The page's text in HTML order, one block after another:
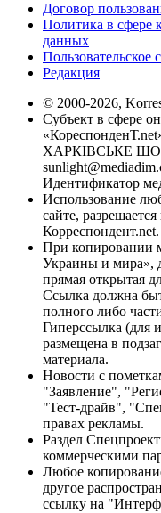
Договор
Политика в сфере
данных
Пользовательское
Редакция
© 2000-2026,
Субъект в сфере
ХАРКІВСЬКЕ
Идентификатор
Использование
сайте,
Корреспондент.net.
При копировании
Украины и мира»,
прямая открытая
Ссылка должна
полного либо
Гиперссылка (для
размещена в
материала.
Новости с
"Заявление",
"Тест-драйв",
правах рекламы.
Раздел
коммерческими
Любое
другое
ссылку на